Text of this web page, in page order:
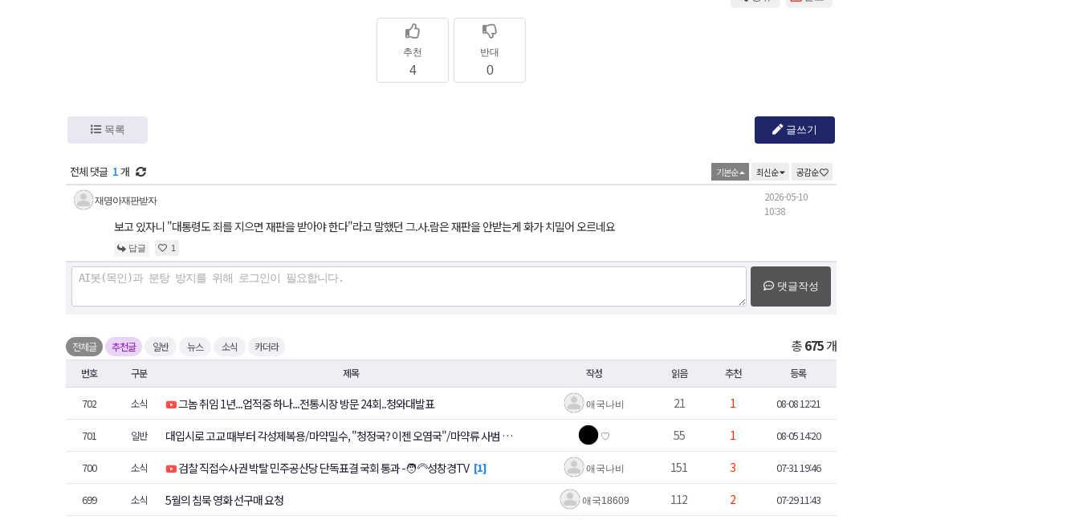
추천
4
반대
0
목록 글쓰기
전체 댓글 1개 기본순 최신순 공감순
재명아재판받자
2026-05-10
10:38
보고 있자니 "대통령도 죄를 지으면 재판을 받아야 한다"라고 말했던 그.사.람은 재판을 안받는게 화가 치밀어 오르네요
답글 1
댓글작성
전체글 추천글 일반 뉴스 소식 카더라 총675개
번호 구분 제목 작성 읽음 추천 등록
702 소식 그놈 취임 1년...업적중 하나...전통시장 방문 24회..청와대발표 애국나비 21 1 08-08 12:21
701 일반
대입시로 고교 때부터 각성제복용/마약밀수, "청정국? 이젠 오염국"/마약류 사범 매
년 느는데…보완수사 폐지에 檢 고심
♡ 55 1 08-05 14:20
700 소식 검찰 직접수사권 박탈 민주공산당 단독표결 국회 통과 -🧑‍🦳성창경TV 1 애국나비 151 3 07-31 19:46
699 소식 5월의 침묵 영화 선구매 요청 애국18609 112 2 07-29 11:43